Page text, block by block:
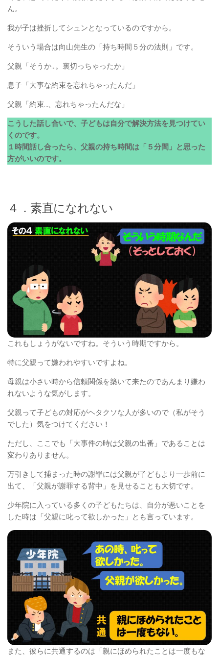
ん。
我が子は挫折してシュンとなっているのですから。
そういう場合は向山先生の「持ち時間５分の法則」です。
父親「そうか…。裏切っちゃったか」
息子「大事な約束を忘れちゃったんだ」
父親「約束…、忘れちゃったんだな」
こうした話し合いで、子どもは自分で解決方法を見つけてい
くのです。
１時間話し合ったら、父親の持ち時間は「５分間」と思った
方がいいのです。
４．素直になれない
これもしょうがないですね。そういう時期ですから。
特に父親って嫌われやすいですよね。
母親は小さい時から信頼関係を築いて来たのであんまり嫌わ
れないような気がします。
父親って子どもの対応がヘタクソな人が多いので（私がそう
でした）気をつけてください！
ただし、ここでも「大事件の時は父親の出番」であることは
変わりありません。
万引きして捕まった時の謝罪には父親が子どもより一歩前に
出て、「父親が謝罪する背中」を見せることも大切です。
少年院に入っている多くの子どもたちは、自分が悪いことを
した時は「父親に叱って欲しかった」とも言っています。
また、彼らに共通するのは「親にほめられたことは一度もな